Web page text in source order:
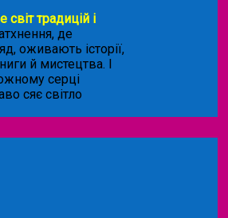
світ традицій і
де
оживають історії,
й мистецтва. І
серці
сяє світло